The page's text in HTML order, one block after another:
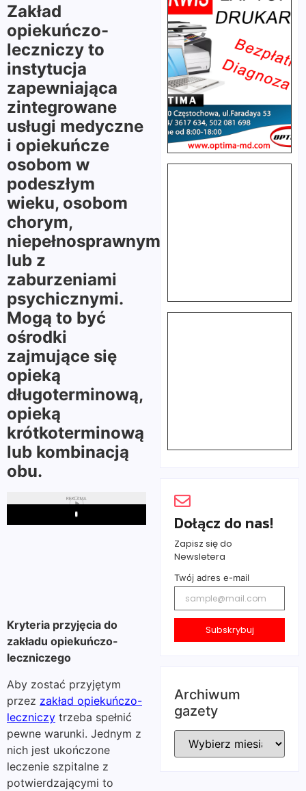
Zakład
opiekuńczo-
leczniczy to
instytucja
zapewniająca
zintegrowane
usługi medyczne
i opiekuńcze
osobom w
podeszłym
wieku, osobom
chorym,
niepełnosprawnym
lub z
zaburzeniami
psychicznymi.
Mogą to być
ośrodki
zajmujące się
opieką
długoterminową,
opieką
krótkoterminową
lub kombinacją
obu.
REKLAMA
Play
Kryteria przyjęcia do
zakładu opiekuńczo-
leczniczego
Aby zostać przyjętym
przez zakład opiekuńczo-
leczniczy trzeba spełnić
pewne warunki. Jednym z
nich jest ukończone
leczenie szpitalne z
potwierdzającymi to
Dołącz do nas!
Zapisz się do
Newsletera
Twój adres e-mail
Subskrybuj
Archiwum
gazety